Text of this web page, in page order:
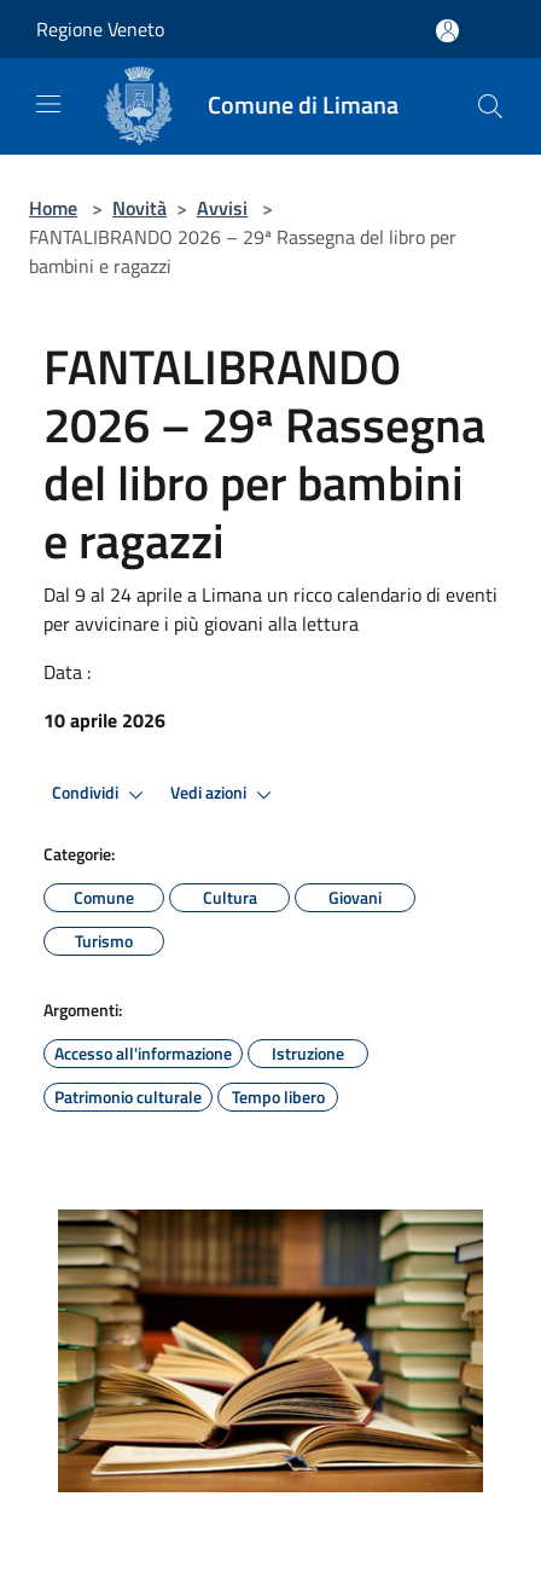
Regione Veneto
Comune di Limana
Home > Novità > Avvisi >
FANTALIBRANDO 2026 – 29ª Rassegna del libro per
bambini e ragazzi
FANTALIBRANDO
2026 – 29ª Rassegna
del libro per bambini
e ragazzi
Dal 9 al 24 aprile a Limana un ricco calendario di eventi
per avvicinare i più giovani alla lettura
Data :
10 aprile 2026
Condividi Vedi azioni
Categorie:
Comune
Cultura
Giovani
Turismo
Argomenti:
Accesso all'informazione
Istruzione
Patrimonio culturale
Tempo libero